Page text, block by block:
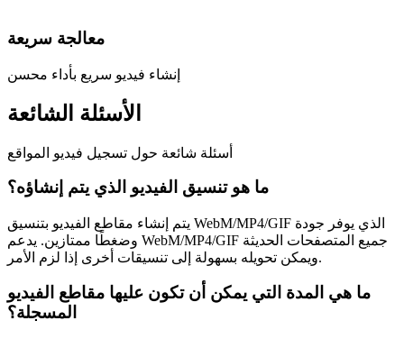
معالجة سريعة
إنشاء فيديو سريع بأداء محسن
الأسئلة الشائعة
أسئلة شائعة حول تسجيل فيديو المواقع
ما هو تنسيق الفيديو الذي يتم إنشاؤه؟
يتم إنشاء مقاطع الفيديو بتنسيق WebM/MP4/GIF الذي يوفر جودة
وضغطًا ممتازين. يدعم WebM/MP4/GIF جميع المتصفحات الحديثة
ويمكن تحويله بسهولة إلى تنسيقات أخرى إذا لزم الأمر.
ما هي المدة التي يمكن أن تكون عليها مقاطع الفيديو
المسجلة؟